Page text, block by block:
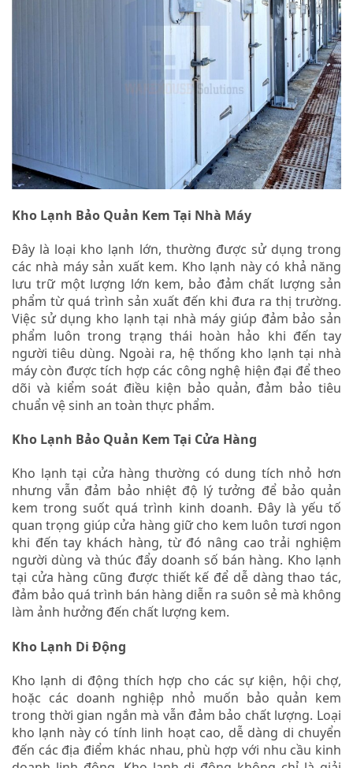
Kho Lạnh Bảo Quản Kem Tại Nhà Máy
Đây là loại kho lạnh lớn, thường được sử dụng trong
các nhà máy sản xuất kem. Kho lạnh này có khả năng
lưu trữ một lượng lớn kem, bảo đảm chất lượng sản
phẩm từ quá trình sản xuất đến khi đưa ra thị trường.
Việc sử dụng kho lạnh tại nhà máy giúp đảm bảo sản
phẩm luôn trong trạng thái hoàn hảo khi đến tay
người tiêu dùng. Ngoài ra, hệ thống kho lạnh tại nhà
máy còn được tích hợp các công nghệ hiện đại để theo
dõi và kiểm soát điều kiện bảo quản, đảm bảo tiêu
chuẩn vệ sinh an toàn thực phẩm.
Kho Lạnh Bảo Quản Kem Tại Cửa Hàng
Kho lạnh tại cửa hàng thường có dung tích nhỏ hơn
nhưng vẫn đảm bảo nhiệt độ lý tưởng để bảo quản
kem trong suốt quá trình kinh doanh. Đây là yếu tố
quan trọng giúp cửa hàng giữ cho kem luôn tươi ngon
khi đến tay khách hàng, từ đó nâng cao trải nghiệm
người dùng và thúc đẩy doanh số bán hàng. Kho lạnh
tại cửa hàng cũng được thiết kế để dễ dàng thao tác,
đảm bảo quá trình bán hàng diễn ra suôn sẻ mà không
làm ảnh hưởng đến chất lượng kem.
Kho Lạnh Di Động
Kho lạnh di động thích hợp cho các sự kiện, hội chợ,
hoặc các doanh nghiệp nhỏ muốn bảo quản kem
trong thời gian ngắn mà vẫn đảm bảo chất lượng. Loại
kho lạnh này có tính linh hoạt cao, dễ dàng di chuyển
đến các địa điểm khác nhau, phù hợp với nhu cầu kinh